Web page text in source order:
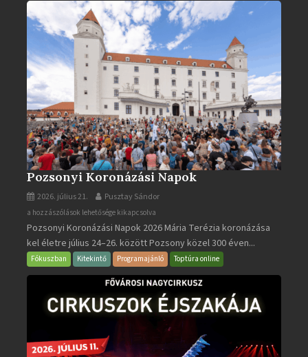
bejegyzéshez
Pozsonyi Koronázási Napok
2026. július 21. Pusztay Sándor
Pozsonyi
Koronázási
Napok
bejegyzéshez
a hozzászólások lehetősége kikapcsolva
Pozsonyi Koronázási Napok 2026 Mária Terézia koronázása
kel életre július 24–26. között Pozsony közel 300 éven...
Fókuszban Kitekintő Programajánló Toptúra online